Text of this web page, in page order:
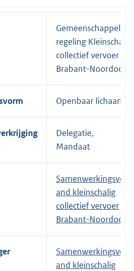
Gemeenschappelijke
regeling Kleinschalig
collectief vervoer
Brabant-Noordoost
Openbaar lichaam
Delegatie,
Mandaat
Samenwerkingsverb
and kleinschalig
collectief vervoer
Brabant-Noordoost
Samenwerkingsverb
and kleinschalig